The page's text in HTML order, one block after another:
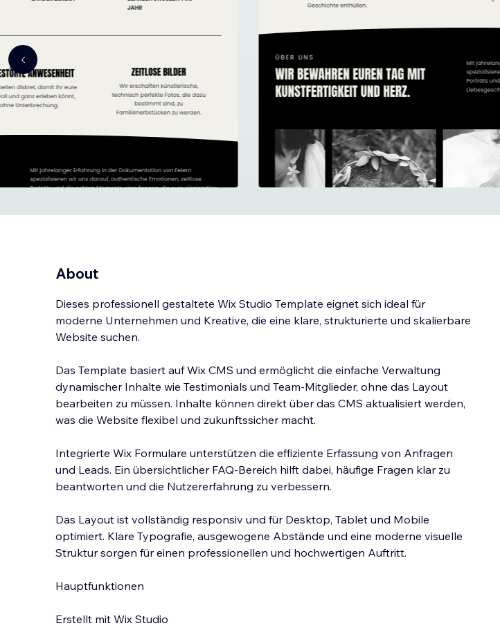
About
Dieses professionell gestaltete Wix Studio Template eignet sich ideal für
moderne Unternehmen und Kreative, die eine klare, strukturierte und skalierbare
Website suchen.
Das Template basiert auf Wix CMS und ermöglicht die einfache Verwaltung
dynamischer Inhalte wie Testimonials und Team-Mitglieder, ohne das Layout
bearbeiten zu müssen. Inhalte können direkt über das CMS aktualisiert werden,
was die Website flexibel und zukunftssicher macht.
Integrierte Wix Formulare unterstützen die effiziente Erfassung von Anfragen
und Leads. Ein übersichtlicher FAQ-Bereich hilft dabei, häufige Fragen klar zu
beantworten und die Nutzererfahrung zu verbessern.
Das Layout ist vollständig responsiv und für Desktop, Tablet und Mobile
optimiert. Klare Typografie, ausgewogene Abstände und eine moderne visuelle
Struktur sorgen für einen professionellen und hochwertigen Auftritt.
Hauptfunktionen
Erstellt mit Wix Studio